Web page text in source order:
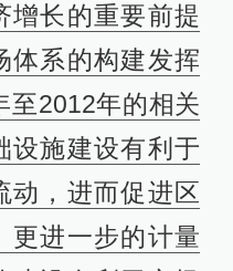
增长的重要前提
体系的构建发挥
至2012年的相关
设施建设有利于
动，进而促进区
更进一步的计量